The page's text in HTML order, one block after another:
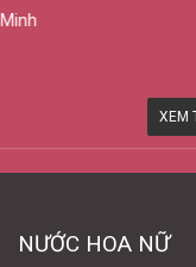
XEM
NƯỚC HOA NỮ